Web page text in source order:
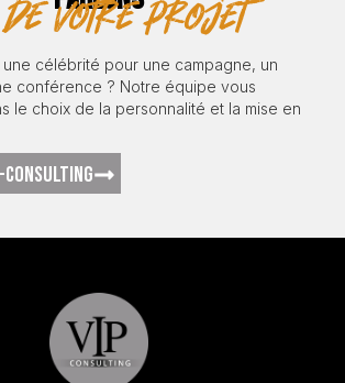
de votre projet
célébrité pour une campagne, un
conférence ? Notre équipe vous
le choix de la personnalité et la mise en